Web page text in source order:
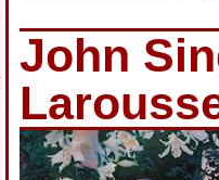
John